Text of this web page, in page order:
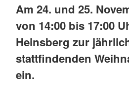
Am 24. und 25.
von 14:00 bis 17:00
Heinsberg zur
stattfindenden
ein.